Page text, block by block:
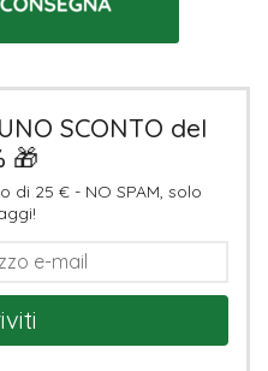
SCONTO del
🎁
di 25 € - NO SPAM, solo